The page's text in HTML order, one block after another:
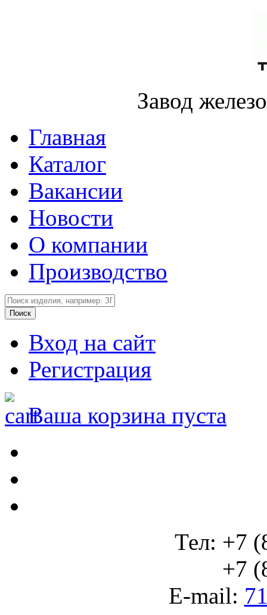
Завод
Главная
Каталог
Вакансии
Новости
О компании
Производство
Вход на сайт
Регистрация
Ваша корзина пуста
Тел: +7
+7
E-mail: